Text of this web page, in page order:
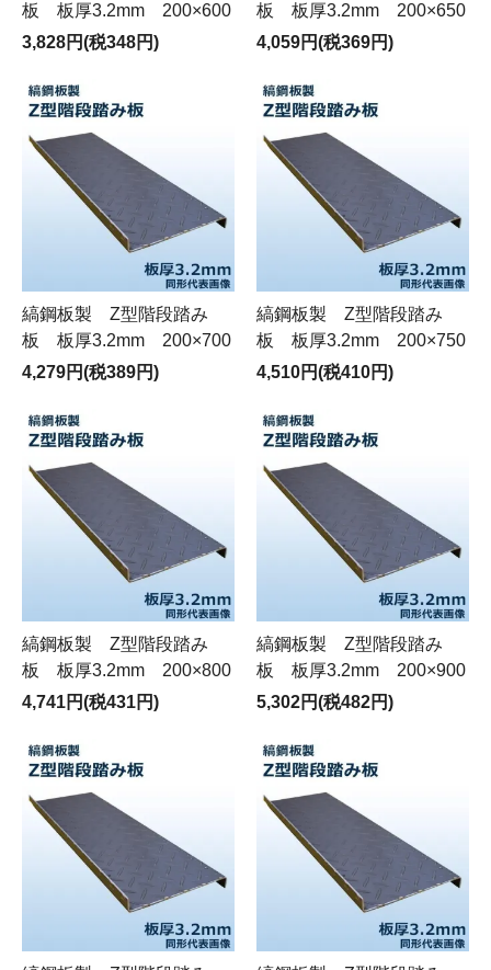
板 板厚3.2mm 200×600
3,828円(税348円)
板 板厚3.2mm 200×650
4,059円(税369円)
縞鋼板製 Z型階段踏み
板 板厚3.2mm 200×700
4,279円(税389円)
縞鋼板製 Z型階段踏み
板 板厚3.2mm 200×750
4,510円(税410円)
縞鋼板製 Z型階段踏み
板 板厚3.2mm 200×800
4,741円(税431円)
縞鋼板製 Z型階段踏み
板 板厚3.2mm 200×900
5,302円(税482円)